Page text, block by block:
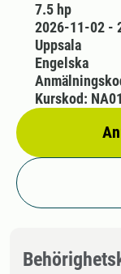
7.5 hp
2026-11-02 -
Uppsala
Engelska
Kurskod: